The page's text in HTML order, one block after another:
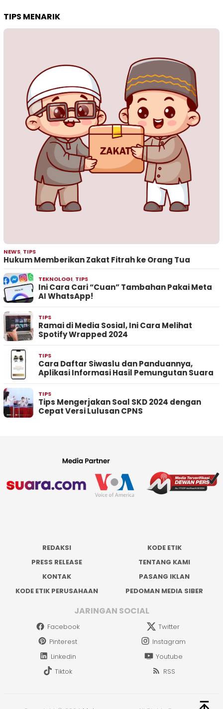
TIPS MENARIK
NEWS, TIPS
Hukum Memberikan Zakat Fitrah ke Orang Tua
TEKNOLOGI, TIPS
Ini Cara Cari “Cuan” Tambahan Pakai Meta
AI WhatsApp!
TIPS
Ramai di Media Sosial, Ini Cara Melihat
Spotify Wrapped 2024
TIPS
Cara Daftar Siwaslu dan Panduannya,
Aplikasi Informasi Hasil Pemungutan Suara
TIPS
Tips Mengerjakan Soal SKD 2024 dengan
Cepat Versi Lulusan CPNS
REDAKSI
KODE ETIK
PRESS RELEASE
TENTANG KAMI
KONTAK
PASANG IKLAN
KODE ETIK PERUSAHAAN
PEDOMAN MEDIA SIBER
JARINGAN SOCIAL
Facebook
Twitter
Pinterest
Instagram
Linkedin
Youtube
Tiktok
RSS